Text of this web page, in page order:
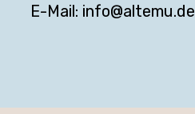
E-Mail: info@altemu.de